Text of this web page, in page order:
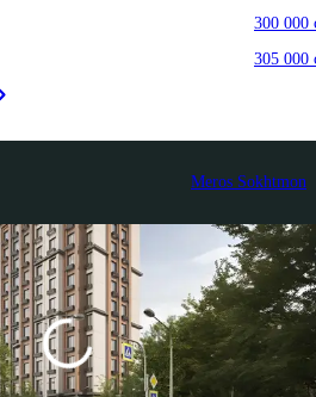
300 000
305 000
Meros Sokhtmon